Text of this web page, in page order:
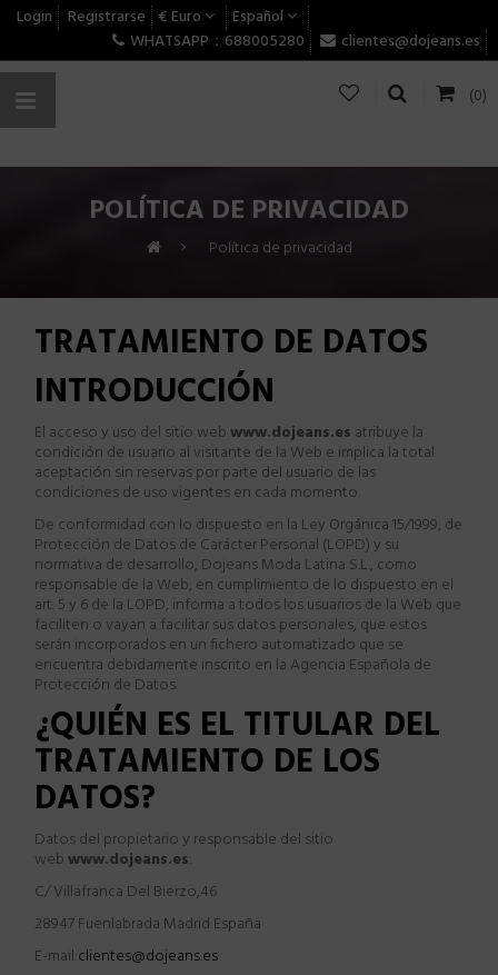
Login Registrarse € Euro
Español
WHATSAPP：688005280
clientes@dojeans.es
(0)
POLÍTICA DE PRIVACIDAD
> Política de privacidad
TRATAMIENTO DE DATOS
INTRODUCCIÓN
El acceso y uso del sitio webwww.dojeans.es atribuye la
condición de usuario al visitante de la Web e implica la total
aceptación sin reservas por parte del usuario de las
condiciones de uso vigentes en cada momento.
De conformidad con lo dispuesto en la Ley Orgánica 15/1999, de
Protección de Datos de Carácter Personal (LOPD) y su
normativa de desarrollo, Dojeans Moda Latina S.L., como
responsable de la Web, en cumplimiento de lo dispuesto en el
art. 5 y 6 de la LOPD, informa a todos los usuarios de la Web que
faciliten o vayan a facilitar sus datos personales, que estos
serán incorporados en un fichero automatizado que se
encuentra debidamente inscrito en la Agencia Española de
Protección de Datos.
¿QUIÉN ES EL TITULAR DEL
TRATAMIENTO DE LOS
DATOS?
Datos del propietario y responsable del sitio
webwww.dojeans.es:
C/ Villafranca Del Bierzo,46
28947 Fuenlabrada Madrid España
E-mail:clientes@dojeans.es